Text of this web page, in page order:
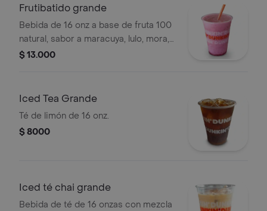
Frutibatido grande
Bebida de 16 onz a base de fruta 100
natural, sabor a maracuya, lulo, mora,
guanábana y mango
$ 13.000
Iced Tea Grande
Té de limón de 16 onz.
$ 8000
Iced té chai grande
Bebida de té de 16 onzas con mezcla